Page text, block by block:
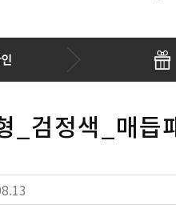
_검정색_매듭